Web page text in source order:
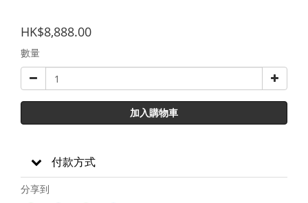
HK$8,888.00
數量
加入購物車
付款方式
分享到